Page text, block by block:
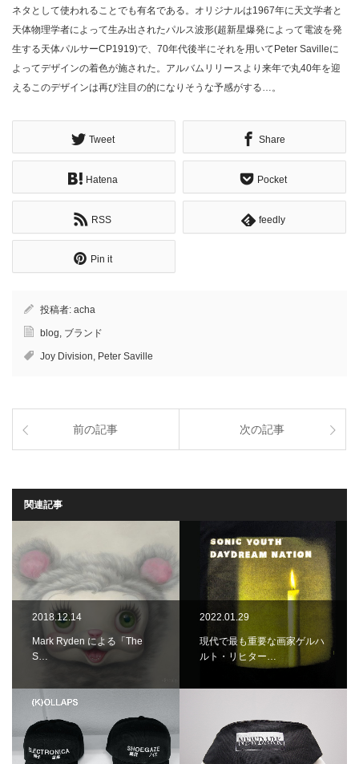
ネタとして使われることでも有名である。オリジナルは1967年に天文学者と
天体物理学者によって生み出されたパルス波形(超新星爆発によって電波を発
生する天体パルサーCP1919)で、70年代後半にそれを用いてPeter Savilleに
よってデザインの着色が施された。アルバムリリースより来年で丸40年を迎
えるこのデザインは再び注目の的になりそうな予感がする…。
Tweet Share
Hatena Pocket
RSS feedly
Pin it
投稿者: acha
blog, ブランド
Joy Division, Peter Saville
前の記事 次の記事
関連記事
2018.12.14
Mark Ryden による「The
S…
2022.01.29
現代で最も重要な画家ゲルハ
ルト・リヒター…